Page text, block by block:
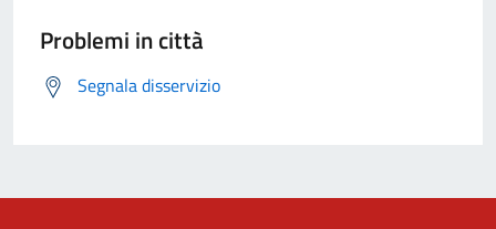
Problemi in città
Segnala disservizio